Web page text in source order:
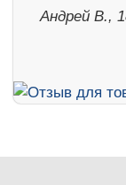
Андрей В.,